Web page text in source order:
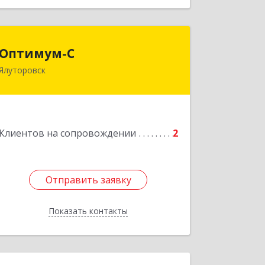
Оптимум-С
Ялуторовск
Клиентов на сопровождении 2
Отправить заявку
Показать контакты
Отправить заявку
Назад